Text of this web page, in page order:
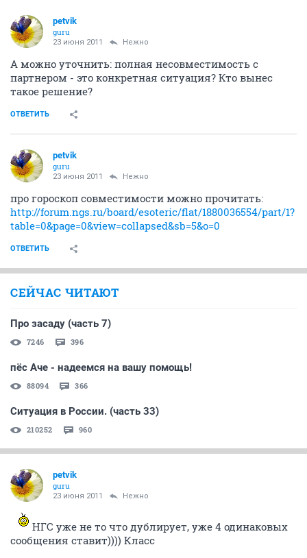
petvik
guru
23 июня 2011 Нежно
А можно уточнить: полная несовместимость с
партнером - это конкретная ситуация? Кто вынес
такое решение?
ОТВЕТИТЬ
petvik
guru
23 июня 2011 Нежно
про гороскоп совместимости можно прочитать:
http://forum.ngs.ru/board/esoteric/flat/1880036554/part/1?
table=0&page=0&view=collapsed&sb=5&o=0
ОТВЕТИТЬ
СЕЙЧАС ЧИТАЮТ
Про засаду (часть 7)
7246 396
пёс Аче - надеемся на вашу помощь!
88094 366
Ситуация в России. (часть 33)
210252 960
petvik
guru
23 июня 2011 Нежно
НГС уже не то что дублирует, уже 4 одинаковых
сообщения ставит)))) Класс